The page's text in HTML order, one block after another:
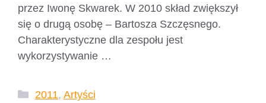
przez Iwonę Skwarek. W 2010 skład zwiększył
się o drugą osobę – Bartosza Szczęsnego.
Charakterystyczne dla zespołu jest
wykorzystywanie …
Kategorie
2011, Artyści